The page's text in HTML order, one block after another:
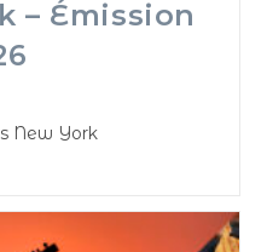
– Émission
New York